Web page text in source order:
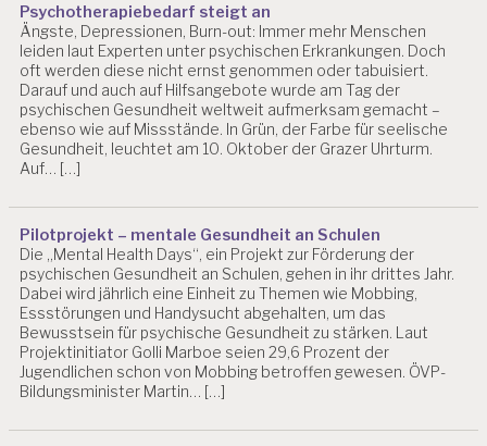
Psychotherapiebedarf steigt an
Ängste, Depressionen, Burn-out: Immer mehr Menschen
leiden laut Experten unter psychischen Erkrankungen. Doch
oft werden diese nicht ernst genommen oder tabuisiert.
Darauf und auch auf Hilfsangebote wurde am Tag der
psychischen Gesundheit weltweit aufmerksam gemacht –
ebenso wie auf Missstände. In Grün, der Farbe für seelische
Gesundheit, leuchtet am 10. Oktober der Grazer Uhrturm.
Auf… […]
Pilotprojekt – mentale Gesundheit an Schulen
Die „Mental Health Days“, ein Projekt zur Förderung der
psychischen Gesundheit an Schulen, gehen in ihr drittes Jahr.
Dabei wird jährlich eine Einheit zu Themen wie Mobbing,
Essstörungen und Handysucht abgehalten, um das
Bewusstsein für psychische Gesundheit zu stärken. Laut
Projektinitiator Golli Marboe seien 29,6 Prozent der
Jugendlichen schon von Mobbing betroffen gewesen. ÖVP-
Bildungsminister Martin… […]